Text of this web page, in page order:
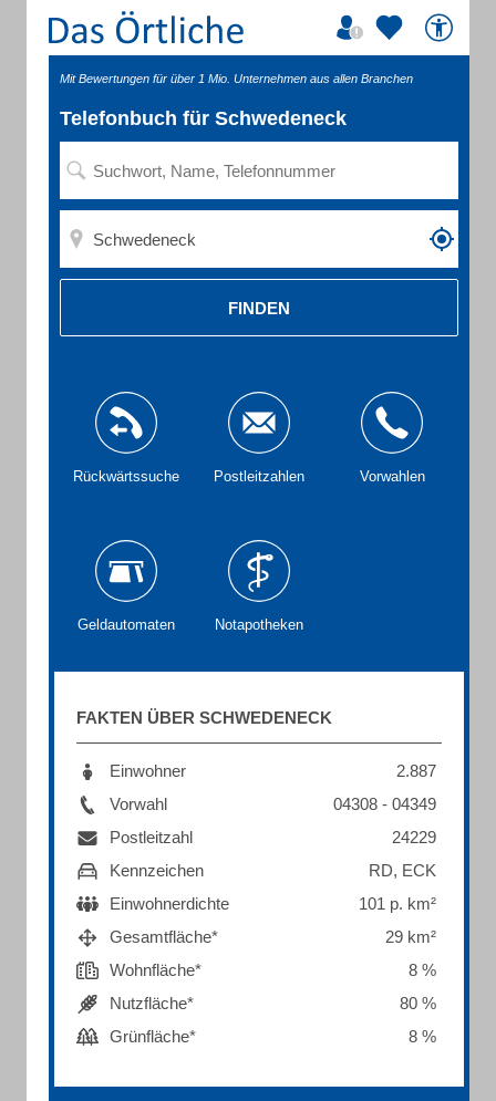
Mit Bewertungen für über 1 Mio. Unternehmen aus allen Branchen
Telefonbuch für Schwedeneck
FINDEN
Rückwärtssuche Postleitzahlen Vorwahlen
Geldautomaten Notapotheken
FAKTEN ÜBER SCHWEDENECK
Einwohner
2.887
Vorwahl
04308 - 04349
Postleitzahl
24229
Kennzeichen
RD, ECK
Einwohnerdichte
101 p. km²
Gesamtfläche*
29 km²
Wohnfläche*
8 %
Nutzfläche*
80 %
Grünfläche*
8 %